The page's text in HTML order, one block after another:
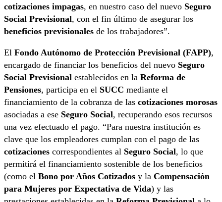
cotizaciones impagas, en nuestro caso del nuevo Seguro
Social Previsional, con el fin último de asegurar los
beneficios previsionales de los trabajadores”.
El Fondo Autónomo de Protección Previsional (FAPP),
encargado de financiar los beneficios del nuevo Seguro
Social Previsional establecidos en la Reforma de
Pensiones, participa en el SUCC mediante el
financiamiento de la cobranza de las cotizaciones morosas
asociadas a ese Seguro Social, recuperando esos recursos
una vez efectuado el pago. “Para nuestra institución es
clave que los empleadores cumplan con el pago de las
cotizaciones correspondientes al Seguro Social, lo que
permitirá el financiamiento sostenible de los beneficios
(como el Bono por Años Cotizados y la Compensación
para Mujeres por Expectativa de Vida) y las